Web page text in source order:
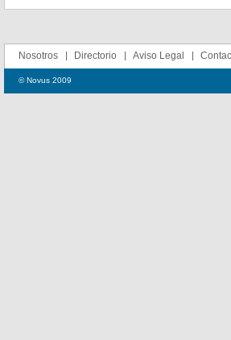
Nosotros Directorio Aviso Legal
© Novus 2009